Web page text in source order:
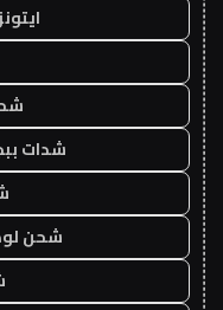
شدات
شحن